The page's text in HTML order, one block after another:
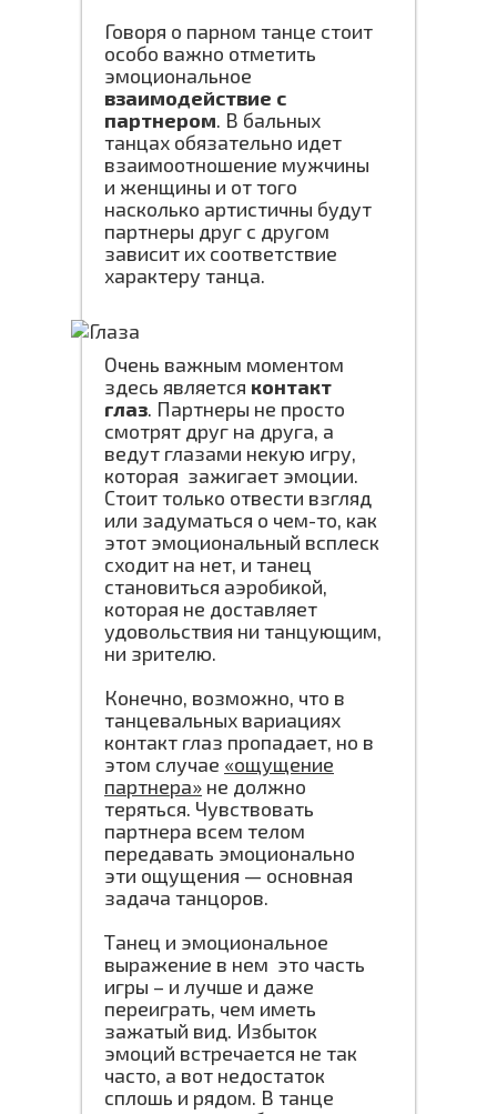
Говоря о парном танце стоит
особо важно отметить
эмоциональное
взаимодействие с
партнером. В бальных
танцах обязательно идет
взаимоотношение мужчины
и женщины и от того
насколько артистичны будут
партнеры друг с другом
зависит их соответствие
характеру танца.
Очень важным моментом
здесь является контакт
глаз. Партнеры не просто
смотрят друг на друга, а
ведут глазами некую игру,
которая зажигает эмоции.
Стоит только отвести взгляд
или задуматься о чем-то, как
этот эмоциональный всплеск
сходит на нет, и танец
становиться аэробикой,
которая не доставляет
удовольствия ни танцующим,
ни зрителю.
Конечно, возможно, что в
танцевальных вариациях
контакт глаз пропадает, но в
этом случае «ощущение
партнера» не должно
теряться. Чувствовать
партнера всем телом
передавать эмоционально
эти ощущения — основная
задача танцоров.
Танец и эмоциональное
выражение в нем это часть
игры – и лучше и даже
переиграть, чем иметь
зажатый вид. Избыток
эмоций встречается не так
часто, а вот недостаток
сплошь и рядом. В танце